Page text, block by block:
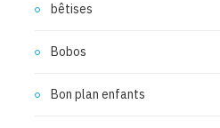
bêtises
Bobos
Bon plan enfants